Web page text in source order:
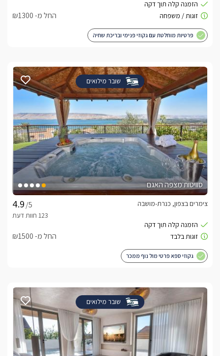
החל מ- ₪1300
פרטיות מוחלטת עם גקוזי פנימי ובריכת שחיה
שובר מילואים
סוויטות מצפה האגם
/5
צימרים בצפון, כנרת-מושבה
החל מ- ₪1500
גקוזי ספא פרטי מול נוף ממכר
שובר מילואים